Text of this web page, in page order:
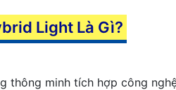
Light Là Gì?
thông minh tích hợp công